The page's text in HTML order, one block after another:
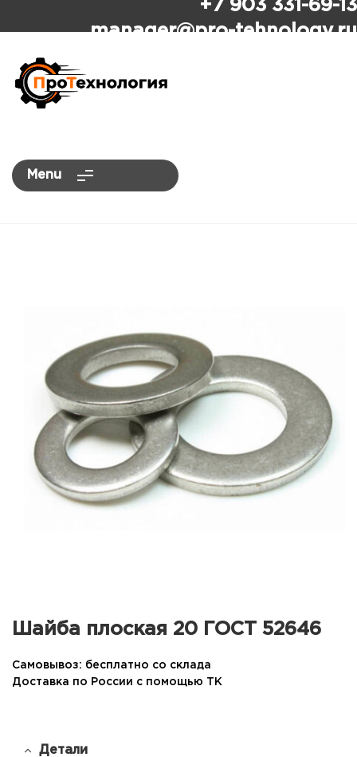
+7 903 331-69-13
manager@pro-tehnology.ru
Menu
Шайба плоская 20 ГОСТ 52646
Самовывоз: бесплатно со склада
Доставка по России с помощью ТК
Детали